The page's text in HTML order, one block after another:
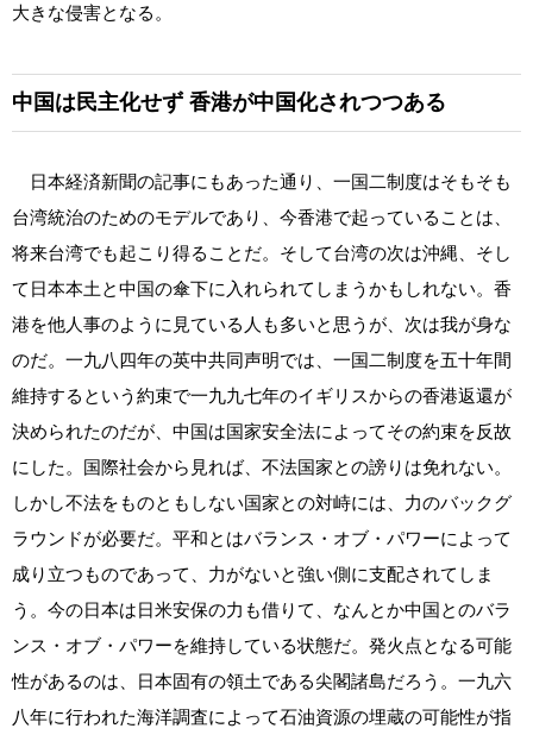
大きな侵害となる。
中国は民主化せず 香港が中国化されつつある
日本経済新聞の記事にもあった通り、一国二制度はそもそも
台湾統治のためのモデルであり、今香港で起っていることは、
将来台湾でも起こり得ることだ。そして台湾の次は沖縄、そし
て日本本土と中国の傘下に入れられてしまうかもしれない。香
港を他人事のように見ている人も多いと思うが、次は我が身な
のだ。一九八四年の英中共同声明では、一国二制度を五十年間
維持するという約束で一九九七年のイギリスからの香港返還が
決められたのだが、中国は国家安全法によってその約束を反故
にした。国際社会から見れば、不法国家との謗りは免れない。
しかし不法をものともしない国家との対峙には、力のバックグ
ラウンドが必要だ。平和とはバランス・オブ・パワーによって
成り立つものであって、力がないと強い側に支配されてしま
う。今の日本は日米安保の力も借りて、なんとか中国とのバラ
ンス・オブ・パワーを維持している状態だ。発火点となる可能
性があるのは、日本固有の領土である尖閣諸島だろう。一九六
八年に行われた海洋調査によって石油資源の埋蔵の可能性が指